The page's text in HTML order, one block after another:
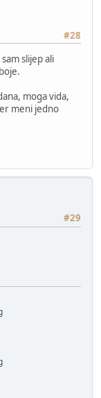
#28
slijep ali
moga vida,
meni jedno
#29